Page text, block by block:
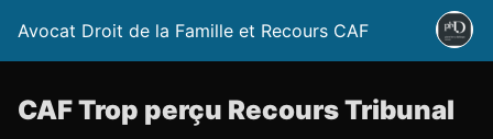
Avocat Droit de la Famille et Recours CAF
CAF Trop perçu Recours Tribunal